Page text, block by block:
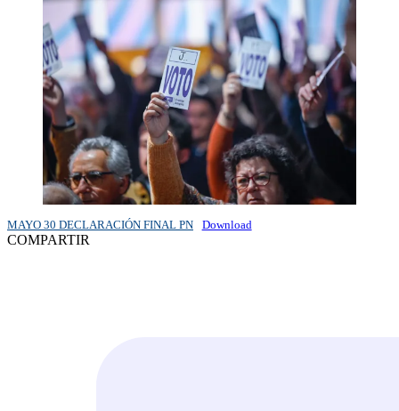
MAYO 30 DECLARACIÓN FINAL PN Download
COMPARTIR